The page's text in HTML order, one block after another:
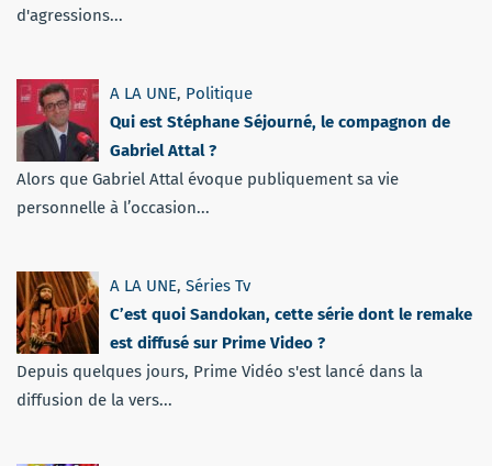
d'agressions...
A LA UNE, Politique
Qui est Stéphane Séjourné, le compagnon de
Gabriel Attal ?
Alors que Gabriel Attal évoque publiquement sa vie
personnelle à l’occasion...
A LA UNE, Séries Tv
C’est quoi Sandokan, cette série dont le remake
est diffusé sur Prime Video ?
Depuis quelques jours, Prime Vidéo s'est lancé dans la
diffusion de la vers...